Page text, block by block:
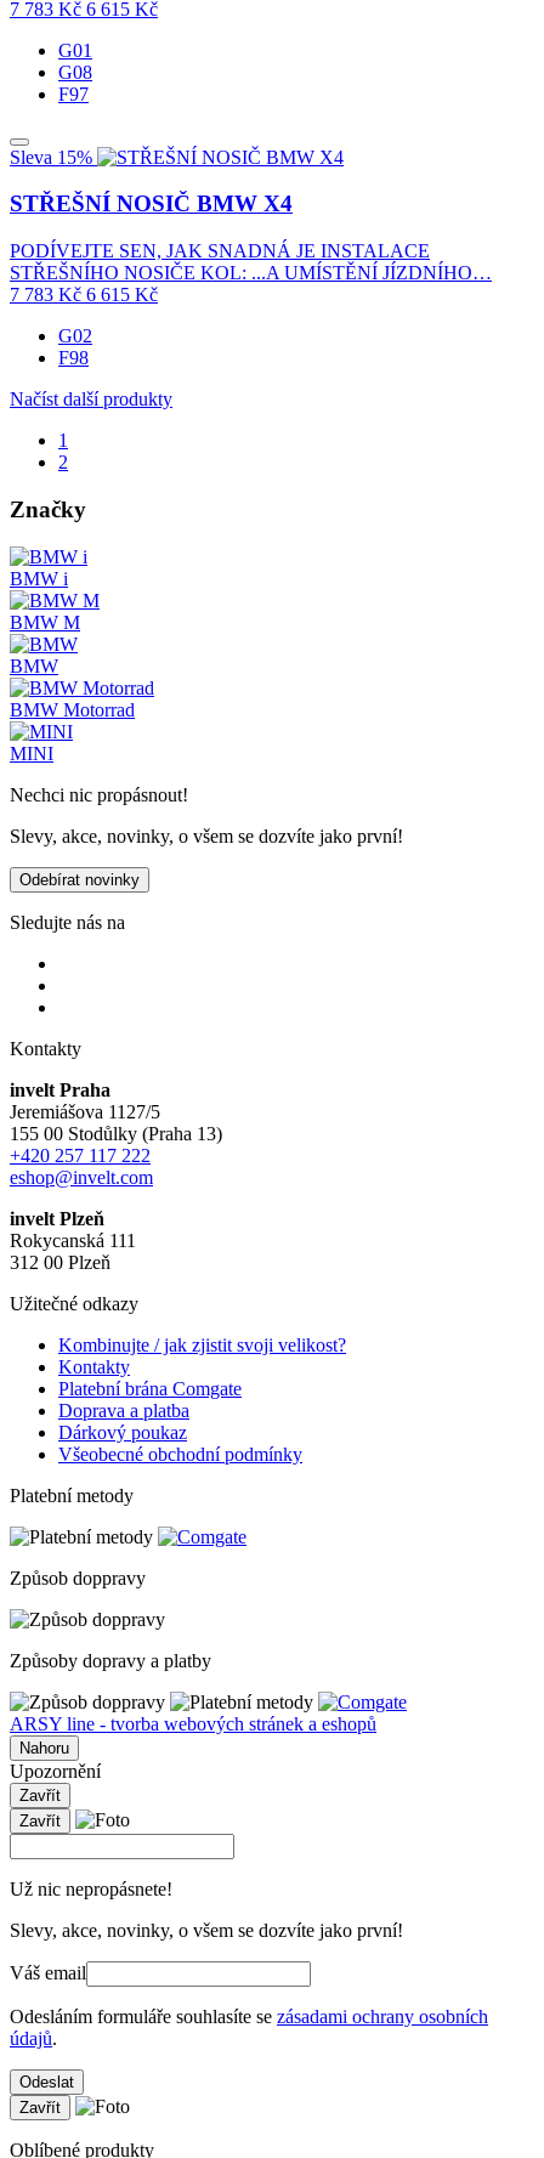
7 783 Kč 6 615 Kč
G01
G08
F97
Sleva 15%
STŘEŠNÍ NOSIČ BMW X4
PODÍVEJTE SEN, JAK SNADNÁ JE INSTALACE
STŘEŠNÍHO NOSIČE KOL: ...A UMÍSTĚNÍ JÍZDNÍHO…
7 783 Kč 6 615 Kč
G02
F98
Načíst další produkty
1
2
Značky
BMW i
BMW M
BMW
BMW Motorrad
MINI
Nechci nic propásnout!
Slevy, akce, novinky, o všem se dozvíte jako první!
Odebírat novinky
Sledujte nás na
Kontakty
invelt Praha
Jeremiášova 1127/5
155 00 Stodůlky (Praha 13)
+420 257 117 222
eshop@invelt.com
invelt Plzeň
Rokycanská 111
312 00 Plzeň
Užitečné odkazy
Kombinujte / jak zjistit svoji velikost?
Kontakty
Platební brána Comgate
Doprava a platba
Dárkový poukaz
Všeobecné obchodní podmínky
Platební metody
Způsob doppravy
Způsoby dopravy a platby
ARSY line - tvorba webových stránek a eshopů
Nahoru
Upozornění
Zavřít
Zavřít
Už nic nepropásnete!
Slevy, akce, novinky, o všem se dozvíte jako první!
Váš email
Odesláním formuláře souhlasíte se zásadami ochrany osobních
údajů.
Odeslat
Zavřít
Oblíbené produkty